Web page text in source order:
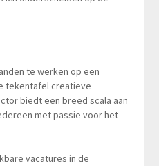
te werken op een
tekentafel creatieve
biedt een breed scala aan
met passie voor het
vacatures in de